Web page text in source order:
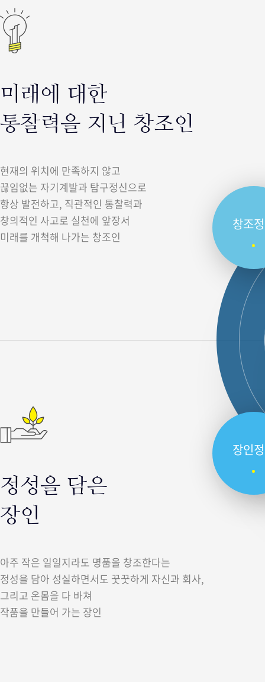
창조
미래에 대한
통찰력을 지닌 창조인
현재의 위치에 만족하지 않고
끊임없는 자기계발과 탐구정신으로
항상 발전하고, 직관적인 통찰력과
창의적인 사고로 실천에 앞장서
미래를 개척해 나가는 창조인
장인
정성을 담은
장인
아주 작은 일일지라도 명품을 창조한다는
정성을 담아 성실하면서도 꿋꿋하게 자신과 회사,
그리고 온몸을 다 바쳐
작품을 만들어 가는 장인